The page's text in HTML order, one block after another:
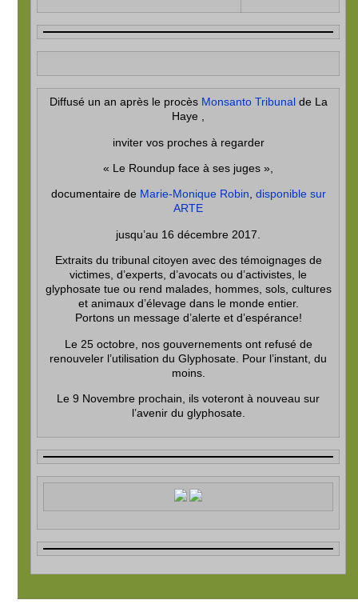
Diffusé un an après le procès Monsanto Tribunalde La
Haye ,
inviter vos proches à regarder
« Le Roundup face à ses juges »
documentaire de Marie-Monique Robin, disponible sur
ARTE
jusqu’au 16 décembre 2017.
Extraits du tribunal citoyen avec des témoignages de
victimes, d’experts, d’avocats ou d’activistes, le
glyphosate tue ou rend malades, hommes, sols, cultures
et animaux d’élevage dans le monde entier.
Portons un message d’alerte et d’espérance!
Le 25 octobre, nos gouvernements ont refusé de
renouveler l’utilisation du Glyphosate. Pour l’instant, du
moins.
Le 9 Novembre prochain, ils voteront à nouveau sur
l’avenir du glyphosate.